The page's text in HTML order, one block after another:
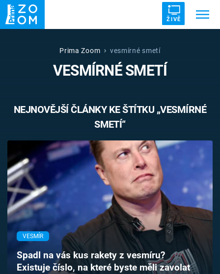
ŽIVĚ
ZRÁDCI UFO DRUHÁ SVĚTOVÁ VÁLKA
VETŘELCI DÁVNOVĚKU
Témata
Pořady
TV Program
Časopis
Sledujte prima+
Prima Zoom vesmírné smetí
VESMÍRNÉ SMETÍ
NEJNOVĚJŠÍ ČLÁNKY KE ŠTÍTKU „VESMÍRNÉ
SMETÍ“
VESMÍR
Spadl na vás kus rakety z vesmíru?
Existuje číslo, na které byste měli zavolat